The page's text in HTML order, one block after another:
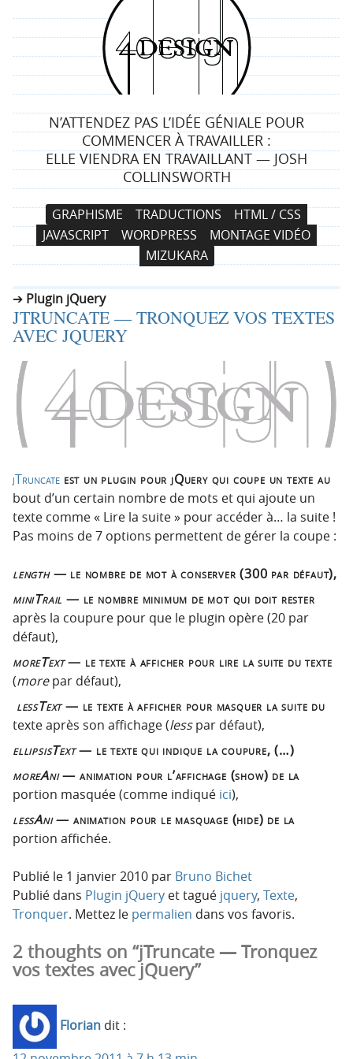
4
d
e
s
i
g
n
N’ATTENDEZ PAS L’IDÉE GÉNIALE POUR
COMMENCER À TRAVAILLER :
ELLE VIENDRA EN TRAVAILLANT — JOSH
COLLINSWORTH
N
a
v
i
a
t
i
n
r
c
i
p
a
e
A
l
l
e
a
u
c
n
e
n
GRAPHISME TRADUCTIONS
HTML / CSS
JAVASCRIPT
WORDPRESS
MONTAGE VIDÉO
MIZUKARA
Plugin jQuery
JTRUNCATE — TRONQUEZ VOS TEXTES
AVEC JQUERY
jTruncate est un plugin pour jQuery qui coupe un texte au
bout d’un certain nombre de mots et qui ajoute un
texte comme « Lire la suite » pour accéder à… la suite !
Pas moins de 7 options permettent de gérer la coupe :
length— le nombre de mot à conserver (300 par défaut),
miniTrail — le nombre minimum de mot qui doit rester
après la coupure pour que le plugin opère (20 par
défaut),
moreText— le texte à afficher pour lire la suite du texte
(morepar défaut),
lessText— le texte à afficher pour masquer la suite du
texte après son affichage (lesspar défaut),
ellipsisText— le texte qui indique la coupure, (…)
moreAni— animation pour l’affichage (show) de la
portion masquée (comme indiqué ici),
lessAni— animation pour le masquage (hide) de la
portion affichée.
Publié le 1 janvier 2010 par Bruno Bichet
Publié dans Plugin jQuery et tagué jquery, Texte,
Tronquer. Mettez le permalien dans vos favoris.
2 thoughts on “jTruncate — Tronquez
vos textes avec jQuery”
Florian dit :